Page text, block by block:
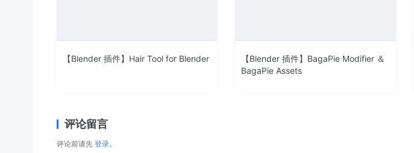
【Blender 插件】Hair Tool for Blender
【Blender 插件】BagaPie Modifier ＆
BagaPie Assets
评论留言
评论前请先 登录。